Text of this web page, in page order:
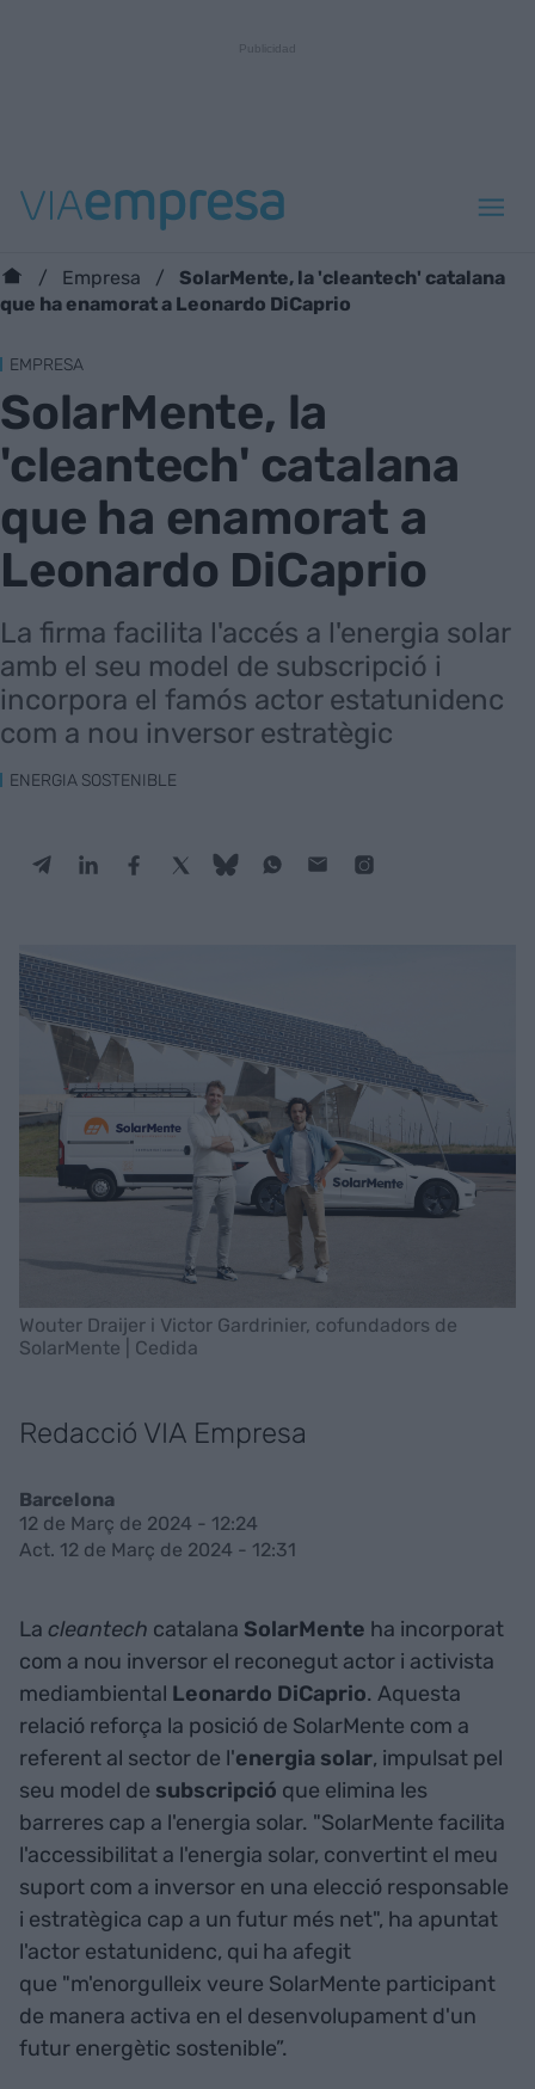
Empresa
SolarMente, la 'cleantech' catalana
que ha enamorat a Leonardo DiCaprio
EMPRESA
SolarMente, la
'cleantech' catalana
que ha enamorat a
Leonardo DiCaprio
La firma facilita l'accés a l'energia solar
amb el seu model de subscripció i
incorpora el famós actor estatunidenc
com a nou inversor estratègic
ENERGIA SOSTENIBLE
Wouter Draijer i Victor Gardrinier, cofundadors de
SolarMente | Cedida
Redacció VIA Empresa
Barcelona
12 de Març de 2024 - 12:24
Act. 12 de Març de 2024 - 12:31
La cleantech catalana SolarMente ha incorporat
com a nou inversor el reconegut actor i activista
mediambiental Leonardo DiCaprio. Aquesta
relació reforça la posició de SolarMente com a
referent al sector de l'energia solar, impulsat pel
seu model de subscripció que elimina les
barreres cap a l'energia solar. "SolarMente facilita
l'accessibilitat a l'energia solar, convertint el meu
suport com a inversor en una elecció responsable
i estratègica cap a un futur més net", ha apuntat
l'actor estatunidenc, qui ha afegit
que "m'enorgulleix veure SolarMente participant
de manera activa en el desenvolupament d'un
futur energètic sostenible”.